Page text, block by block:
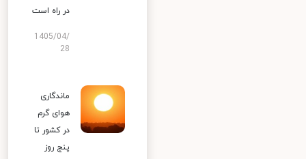
در راه است
1405/04/
28
ماندگاری
هوای گرم
در کشور تا
پنج روز